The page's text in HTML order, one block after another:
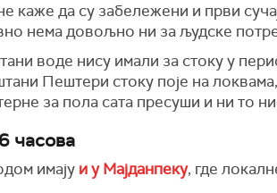
каже да су забележени и први
нема довољно ни за људске
воде нису имали за стоку у
Пештери стоку поје на
за пола сата пресуши и ни то
часова
имају и у Мајданпеку, где